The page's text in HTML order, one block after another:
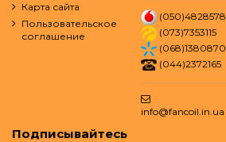
Карта сайта
Пользовательское
соглашение
(050)4828578
(073)7353115
(068)1380870
(044)2372165
info@fancoil.in.ua
Подписывайтесь